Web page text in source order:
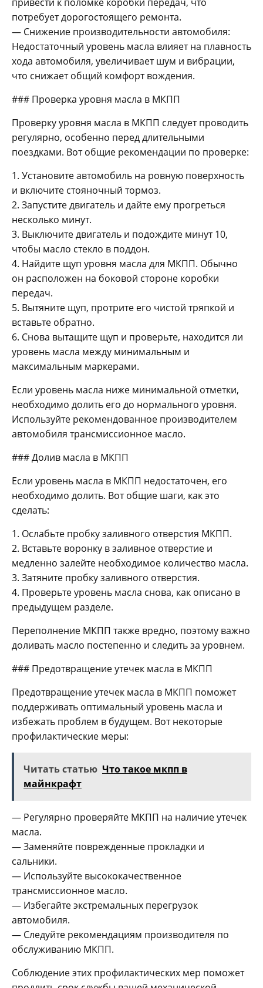
привести к поломке коробки передач, что
потребует дорогостоящего ремонта.
— Снижение производительности автомобиля:
Недостаточный уровень масла влияет на плавность
хода автомобиля, увеличивает шум и вибрации,
что снижает общий комфорт вождения.
### Проверка уровня масла в МКПП
Проверку уровня масла в МКПП следует проводить
регулярно, особенно перед длительными
поездками. Вот общие рекомендации по проверке:
1. Установите автомобиль на ровную поверхность
и включите стояночный тормоз.
2. Запустите двигатель и дайте ему прогреться
несколько минут.
3. Выключите двигатель и подождите минут 10,
чтобы масло стекло в поддон.
4. Найдите щуп уровня масла для МКПП. Обычно
он расположен на боковой стороне коробки
передач.
5. Вытяните щуп, протрите его чистой тряпкой и
вставьте обратно.
6. Снова вытащите щуп и проверьте, находится ли
уровень масла между минимальным и
максимальным маркерами.
Если уровень масла ниже минимальной отметки,
необходимо долить его до нормального уровня.
Используйте рекомендованное производителем
автомобиля трансмиссионное масло.
### Долив масла в МКПП
Если уровень масла в МКПП недостаточен, его
необходимо долить. Вот общие шаги, как это
сделать:
1. Ослабьте пробку заливного отверстия МКПП.
2. Вставьте воронку в заливное отверстие и
медленно залейте необходимое количество масла.
3. Затяните пробку заливного отверстия.
4. Проверьте уровень масла снова, как описано в
предыдущем разделе.
Переполнение МКПП также вредно, поэтому важно
доливать масло постепенно и следить за уровнем.
### Предотвращение утечек масла в МКПП
Предотвращение утечек масла в МКПП поможет
поддерживать оптимальный уровень масла и
избежать проблем в будущем. Вот некоторые
профилактические меры:
Читать статью Что такое мкпп в
майнкрафт
— Регулярно проверяйте МКПП на наличие утечек
масла.
— Заменяйте поврежденные прокладки и
сальники.
— Используйте высококачественное
трансмиссионное масло.
— Избегайте экстремальных перегрузок
автомобиля.
— Следуйте рекомендациям производителя по
обслуживанию МКПП.
Соблюдение этих профилактических мер поможет